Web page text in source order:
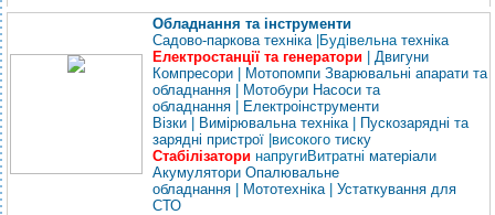
Обладнання та інструменти
Садово-паркова техніка| Будівельнатехніка
Електростанції та генератори
Двигуни
Компресори
Мотопомпи Зварювальні апарати та
обладнання
Мотобури Насоси та
обладнання
Електроінструменти
Візки
Вимірювальна техніка|
Пускозарядні та
зарядні пристрої високого тиску
Стабілізатори напругиВитратні матеріали
Акумулятори Опалювальне
обладнання
Мототехніка|
Устаткування для
СТО